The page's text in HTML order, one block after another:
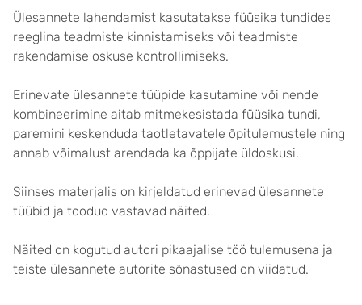
Ülesannete lahendamist kasutatakse füüsika tundides
reeglina teadmiste kinnistamiseks või teadmiste
rakendamise oskuse kontrollimiseks.
Erinevate ülesannete tüüpide kasutamine või nende
kombineerimine aitab mitmekesistada füüsika tundi,
paremini keskenduda taotletavatele õpitulemustele ning
annab võimalust arendada ka õppijate üldoskusi.
Siinses materjalis on kirjeldatud erinevad ülesannete
tüübid ja toodud vastavad näited.
Näited on kogutud autori pikaajalise töö tulemusena ja
teiste ülesannete autorite sõnastused on viidatud.